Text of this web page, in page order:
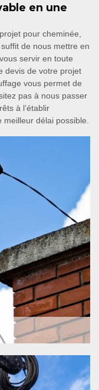
en une
pour cheminée,
de nous mettre en
servir en toute
devis de votre projet
vous permet de
pas à nous passer
à l’établir
délai possible.